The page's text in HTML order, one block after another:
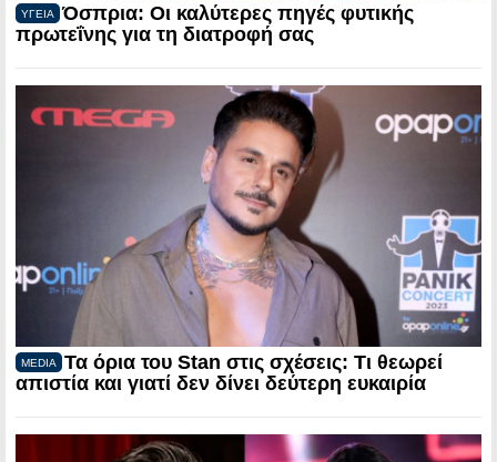
ΥΓΕΙΑ
Όσπρια: Οι καλύτερες πηγές φυτικής
πρωτεΐνης για τη διατροφή σας
MEDIA
Τα όρια του Stan στις σχέσεις: Τι θεωρεί
απιστία και γιατί δεν δίνει δεύτερη ευκαιρία